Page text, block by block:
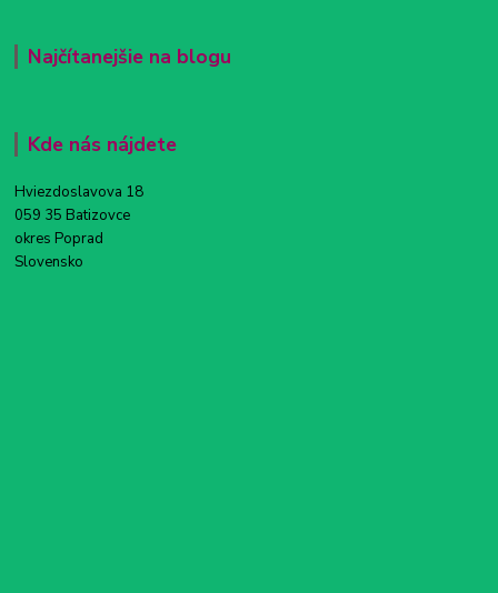
Najčítanejšie na blogu
Kde nás nájdete
Hviezdoslavova 18
059 35 Batizovce
okres Poprad
Slovensko